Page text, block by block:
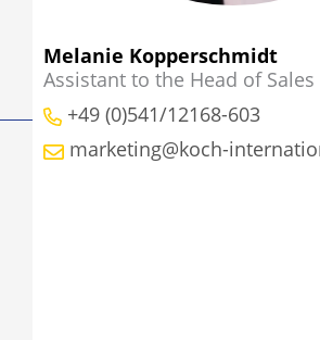
Melanie Kopperschmidt
Assistant to the Head of Sales
+49 (0)541/12168-603
marketing@koch-